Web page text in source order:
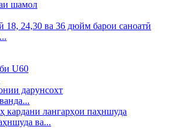
ва...